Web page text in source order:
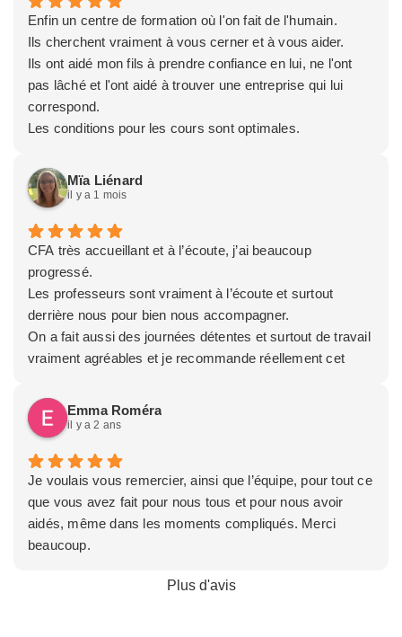
Enfin un centre de formation où l'on fait de l'humain.
Ils cherchent vraiment à vous cerner et à vous aider.
Ils ont aidé mon fils à prendre confiance en lui, ne l'ont
pas lâché et l'ont aidé à trouver une entreprise qui lui
correspond.
Les conditions pour les cours sont optimales.
Merci infiniment 😊
Mïa Liénard
il y a 1 mois
CFA très accueillant et à l’écoute, j’ai beaucoup
progressé.
Les professeurs sont vraiment à l’écoute et surtout
derrière nous pour bien nous accompagner.
On a fait aussi des journées détentes et surtout de travail
vraiment agréables et je recommande réellement cet
Emma Roméra
il y a 2 ans
Je voulais vous remercier, ainsi que l’équipe, pour tout ce
que vous avez fait pour nous tous et pour nous avoir
aidés, même dans les moments compliqués. Merci
beaucoup.
Plus d'avis